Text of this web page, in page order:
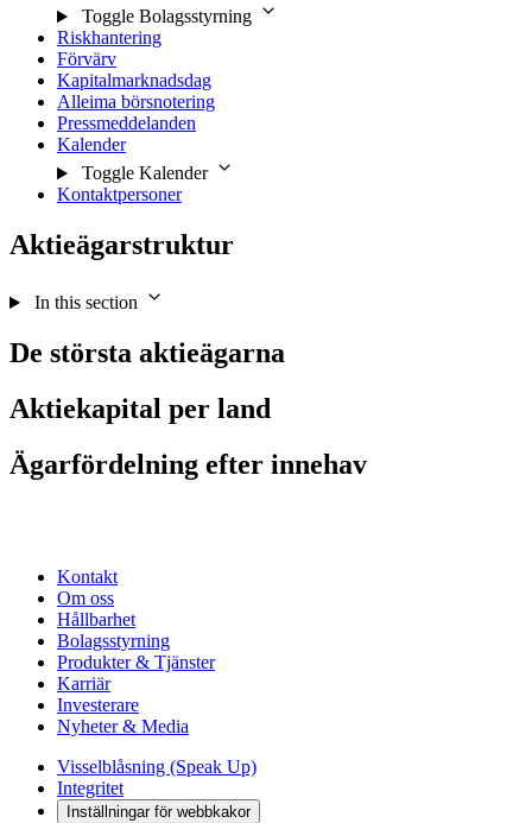
Toggle Bolagsstyrning
Riskhantering
Förvärv
Kapitalmarknadsdag
Alleima börsnotering
Pressmeddelanden
Kalender
Toggle Kalender
Kontaktpersoner
Aktieägarstruktur
In this section
De största aktieägarna
Aktiekapital per land
Ägarfördelning efter innehav
Kontakt
Om oss
Hållbarhet
Bolagsstyrning
Produkter & Tjänster
Karriär
Investerare
Nyheter & Media
Visselblåsning (Speak Up)
Integritet
Inställningar för webbkakor